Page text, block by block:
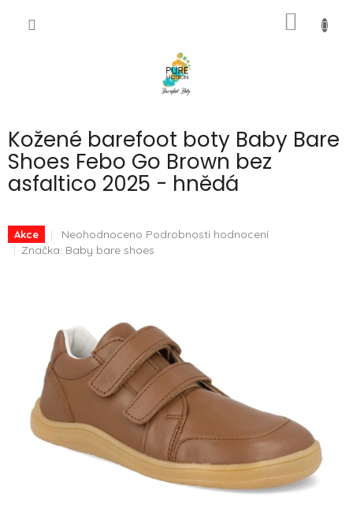
Kožené barefoot boty Baby Bare
Shoes Febo Go Brown bez
asfaltico 2025 - hnědá
Akce
Průměrné
hodnocení
hvězdiček.
Neohodnoceno Podrobnosti hodnocení
Značka: Baby bare shoes